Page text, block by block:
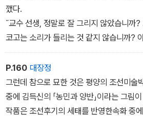
깼다.
˝교수 선생, 정말로 잘 그리지 않았습니까
코고는 소리가 들리는 것 같지 않습니까?
P.160 대장정
그런데 참으로 묘한 것은 평양의 조선미술
중에 김득신의 「농민과 양반」이라는 그림
작품은 조선후기의 세태를 반영한속화 중